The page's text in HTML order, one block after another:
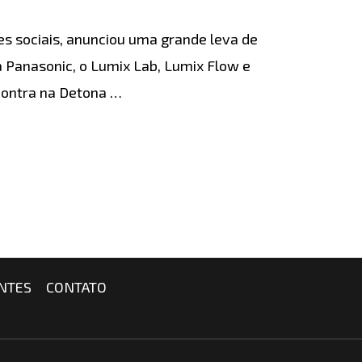
sociais, anunciou uma grande leva de
o Lumix Lab, Lumix Flow e
na Detona …
CONTATO